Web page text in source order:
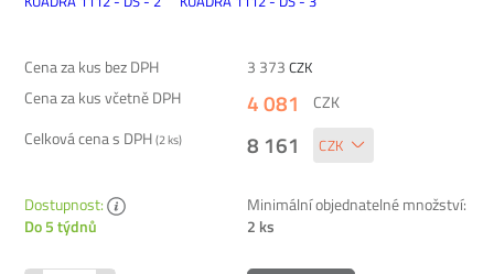
Cena za kus bez DPH 3 373 CZK
Cena za kus včetně DPH
4 081
CZK
Celková cena s DPH(2ks) 8 161
Dostupnost:
Do 5 týdnů
Minimální objednatelné množství:
2 ks